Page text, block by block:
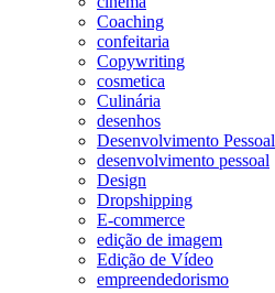
Coaching
confeitaria
Copywriting
cosmetica
Culinária
desenhos
Desenvolvimento Pessoal
desenvolvimento pessoal
Design
Dropshipping
E-commerce
edição de imagem
Edição de Vídeo
empreendedorismo